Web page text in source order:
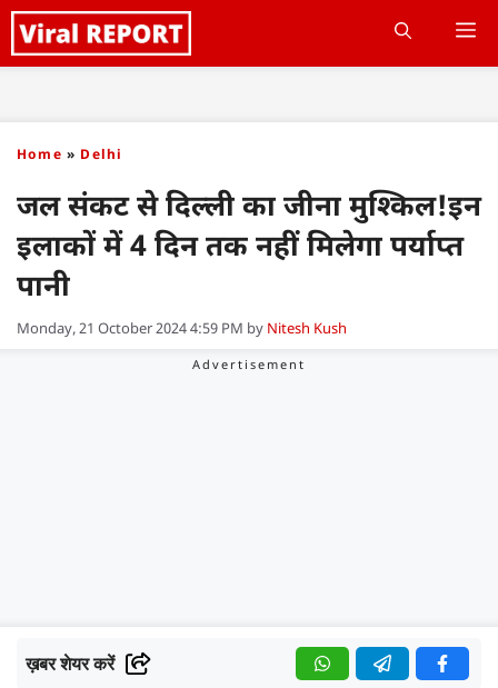
Skip
to
Home » Delhi
जल संकट से दिल्ली का जीना मुश्किल!इन
इलाकों में 4 दिन तक नहीं मिलेगा पर्याप्त
पानी
Monday, 21 October 2024 4:59 PM by Nitesh Kush
ख़बर शेयर करें